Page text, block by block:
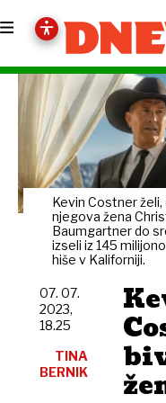
Kevin Costner želi,
njegova žena
Baumgartner do
izseli iz 145
hiše v Kaliforniji.
07. 07.
2023,
18.25
TINA
BERNIK